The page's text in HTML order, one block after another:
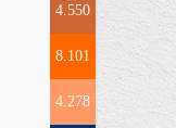
4.550
8.101
4.278